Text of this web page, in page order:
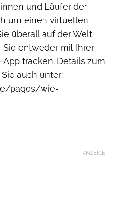
und Läufer der
um einen virtuellen
überall auf der Welt
Sie entweder mit Ihrer
tracken. Details zum
auch unter:
pages/wie-
ANZEIGE